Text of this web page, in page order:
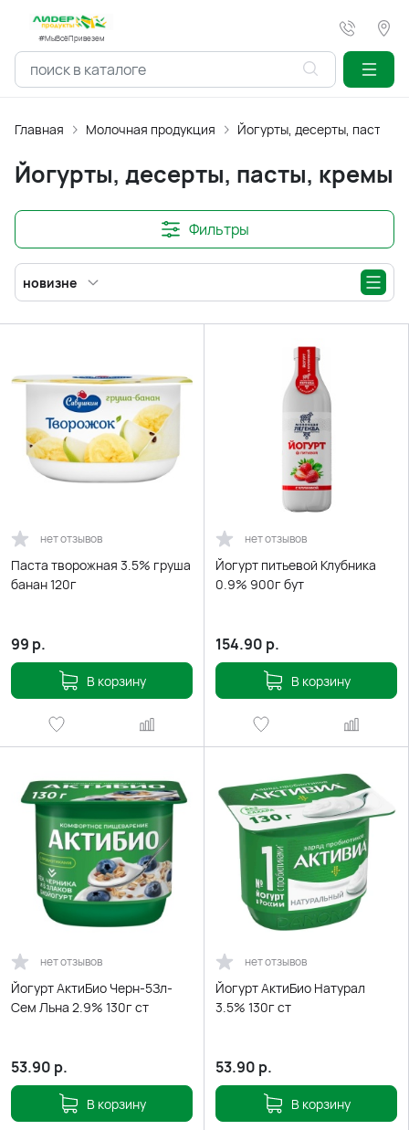
#МыВсёПривезем
Главная Молочная продукция Йогурты, десерты, пасты,
Йогурты, десерты, пасты, кремы
Фильтры
новизне
нет отзывов
Паста творожная 3.5% груша
банан 120г
99 р.
В корзину
нет отзывов
Йогурт питьевой Клубника
0.9% 900г бут
154.90 р.
В корзину
нет отзывов
Йогурт АктиБио Черн-5Зл-
Сем Льна 2.9% 130г ст
53.90 р.
В корзину
нет отзывов
Йогурт АктиБио Натурал
3.5% 130г ст
53.90 р.
В корзину